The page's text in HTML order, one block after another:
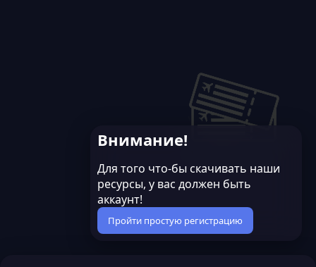
Внимание!
Для того что-бы скачивать наши
ресурсы, у вас должен быть
аккаунт!
Пройти простую регистрацию